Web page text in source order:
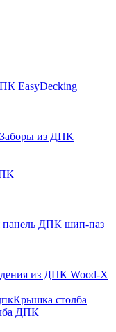
EasyDecking
Заборы из ДПК
панель ДПК шип-паз
из ДПК Wood-X
Крышка столба
ДПК